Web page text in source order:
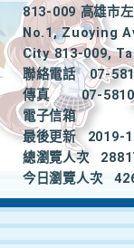
813-009 高雄市
No.1, Zuoying
City 813-009,
聯絡電話
07-
傳真
07-
電子信箱
最後更新
2019-
總瀏覽人次
今日瀏覽人次